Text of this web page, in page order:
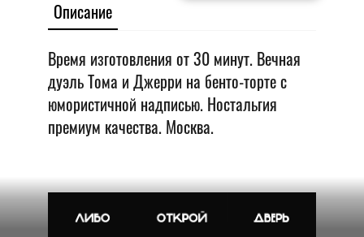
Описание
Время изготовления от 30 минут. Вечная
дуэль Тома и Джерри на бенто-торте с
юмористичной надписью. Ностальгия
премиум качества. Москва.